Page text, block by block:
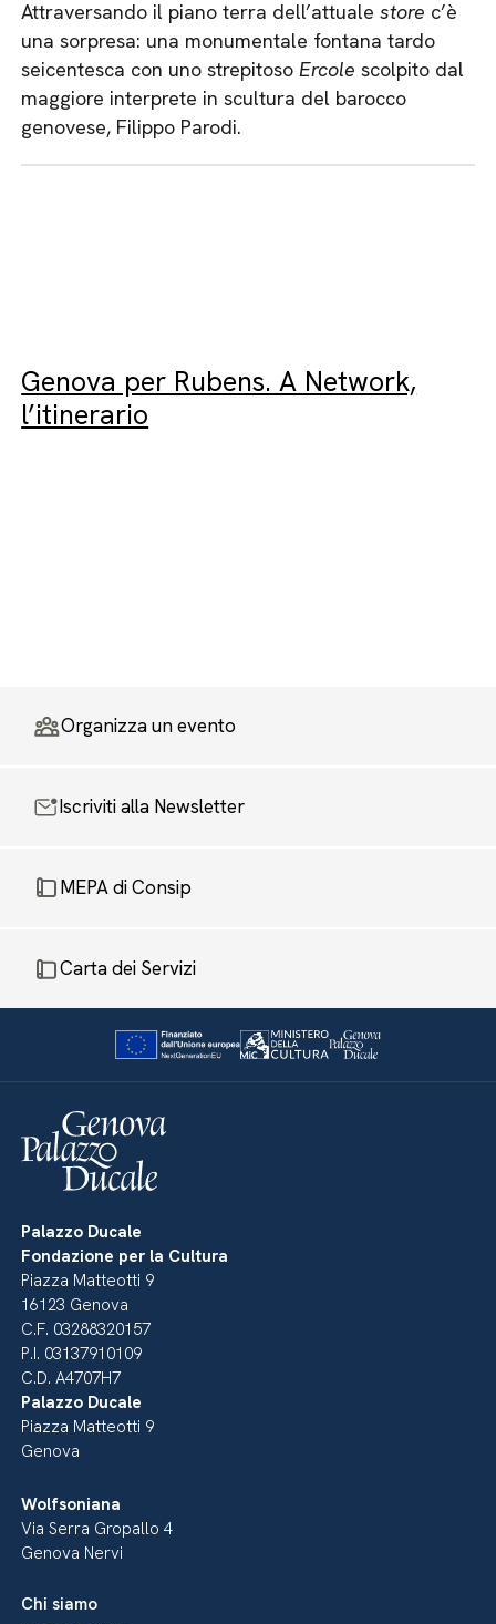
Attraversando il piano terra dell’attualestore c’è
una sorpresa: una monumentale fontana tardo
seicentesca con uno strepitosoErcole scolpito dal
maggiore interprete in scultura del barocco
genovese, Filippo Parodi.
Genova per Rubens. A Network,
l’itinerario
Organizza un evento
Iscriviti alla Newsletter
MEPA di Consip
Carta dei Servizi
Palazzo Ducale
Fondazione per la Cultura
Piazza Matteotti 9
16123 Genova
C.F. 03288320157
P.I. 03137910109
C.D. A4707H7
Palazzo Ducale
Piazza Matteotti 9
Genova
Wolfsoniana
Via Serra Gropallo 4
Genova Nervi
Chi siamo